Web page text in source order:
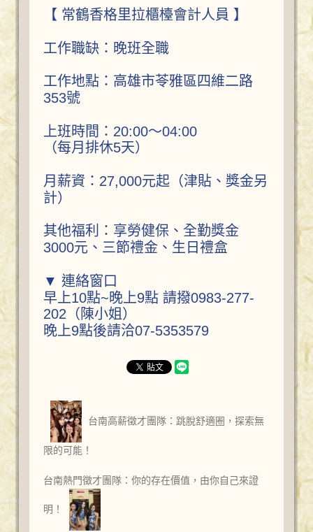
【 常鶴香格里拉櫃檯會計人員 】
工作職缺：晚班全職
工作地點：高雄市苓雅區四維二路
353號
上班時間：20:00～04:00
（每月排休5天）
月薪資：27,000元起（津貼、獎金另
計）
其他福利：享勞健保、全勤獎金
3000元、三節禮金、生日禮盒
▼ 連絡窗口
早上10點~晚上9點 請撥0983-277-
202（陳小姐）
晚上9點後請洽07-5353579
台南高薪徵才團隊：跳脫舒適圈，探索無
限的可能！
台南熱門徵才團隊：你的存在價值，由你自己來證
明！